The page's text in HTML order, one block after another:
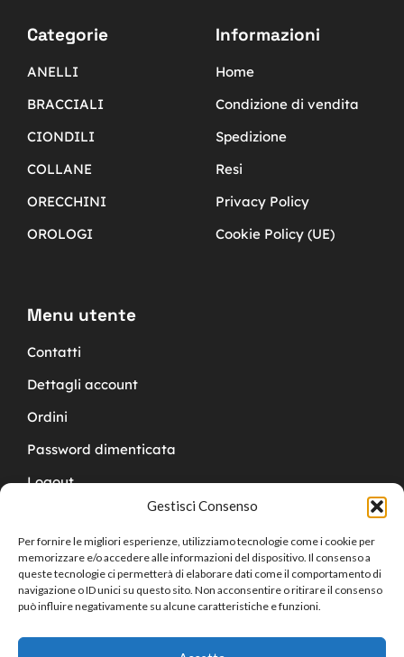
Gestisci Consenso
Per fornire le migliori esperienze, utilizziamo tecnologie come i cookie per
memorizzare e/o accedere alle informazioni del dispositivo. Il consenso a
queste tecnologie ci permetterà di elaborare dati come il comportamento di
navigazione o ID unici su questo sito. Non acconsentire o ritirare il consenso
può influire negativamente su alcune caratteristiche e funzioni.
Categorie
ANELLI
BRACCIALI
CIONDILI
COLLANE
ORECCHINI
OROLOGI
Informazioni
Home
Condizione di vendita
Spedizione
Resi
Privacy Policy
Cookie Policy (UE)
Menu utente
Contatti
Dettagli account
Ordini
Password dimenticata
Logout
Copyright © 2024 Cucchy Gioielleria